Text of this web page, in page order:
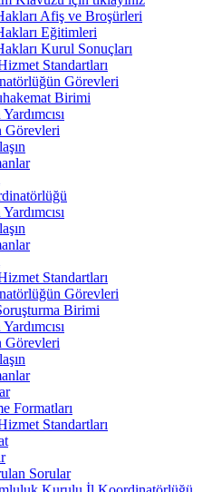
Afiş ve Broşürleri
Eğitimleri
Kurul Sonuçları
Standartları
Görevleri
Birimi
Görevleri
Standartları
Görevleri
Birimi
Görevleri
Formatları
Standartları
Sorular